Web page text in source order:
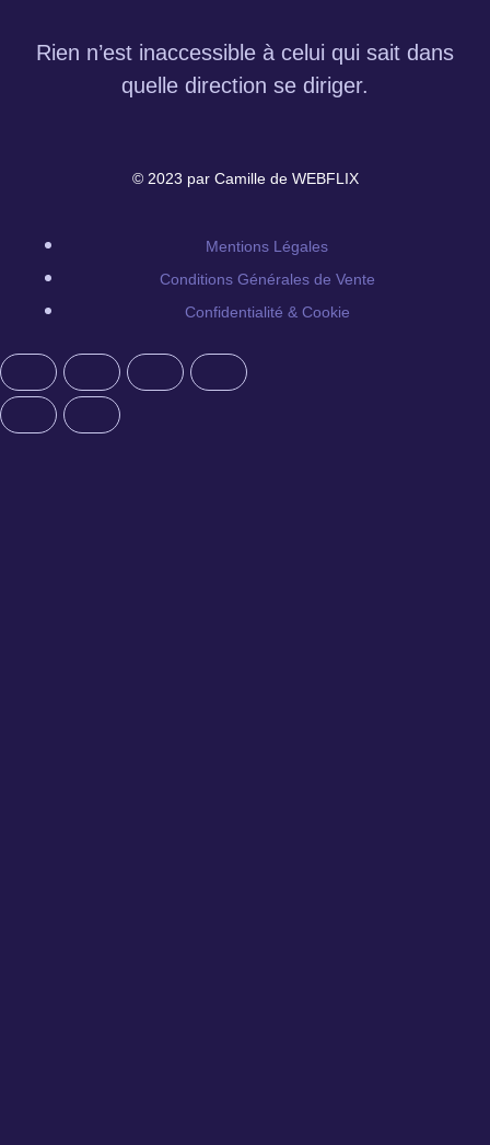
Rien n’est inaccessible à celui qui sait dans
quelle direction se diriger.
© 2023 par Camille de WEBFLIX
Mentions Légales
Conditions Générales de Vente
Confidentialité & Cookie